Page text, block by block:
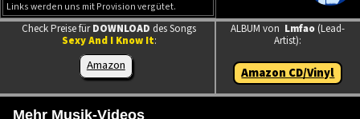
Links werden uns mit Provision vergütet.
Check Preise fürDOWNLOAD des Songs
Sexy And I Know It:
Amazon
ALBUM von Lmfao (Lead-
Artist):
Amazon CD/Vinyl
Mehr Musik-Videos